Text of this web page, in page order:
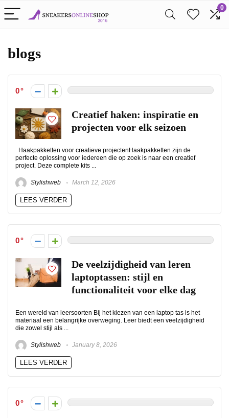
0
blogs
0
Creatief haken: inspiratie en
projecten voor elk seizoen
Haakpakketten voor creatieve projectenHaakpakketten zijn de
perfecte oplossing voor iedereen die op zoek is naar een creatief
project. Deze complete kits ...
Stylishweb March 12, 2026
LEES VERDER
0
De veelzijdigheid van leren
laptoptassen: stijl en
functionaliteit voor elke dag
Een wereld van leersoorten Bij het kiezen van een laptop tas is het
materiaal een belangrijke overweging. Leer biedt een veelzijdigheid
die zowel stijl als ...
Stylishweb January 8, 2026
LEES VERDER
0